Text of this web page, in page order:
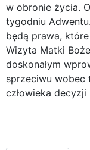
w obronie życia.
tygodniu
będą prawa,
Wizyta Matki
doskonałym
sprzeciwu wobec
człowieka